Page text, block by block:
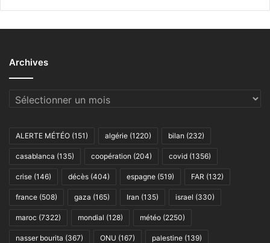
Archives
Archives
ALERTE MÉTÉO (151) algérie (1220) bilan (232)
casablanca (135) coopération (204) covid (1356)
crise (146) décès (404) espagne (519) FAR (132)
france (508) gaza (165) Iran (135) israel (330)
maroc (7322) mondial (128) météo (2250)
nasser bourita (367) ONU (167) palestine (139)